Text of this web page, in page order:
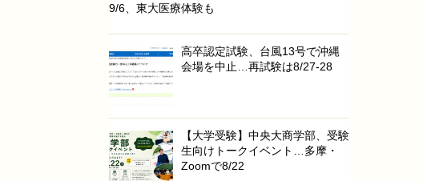
9/6、東大医療体験も
高卒認定試験、台風13号で沖縄
会場を中止…再試験は8/27-28
【大学受験】中央大商学部、受験
生向けトークイベント…多摩・
Zoomで8/22